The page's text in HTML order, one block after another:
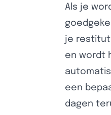
Als je
je
en wordt
een
dagen